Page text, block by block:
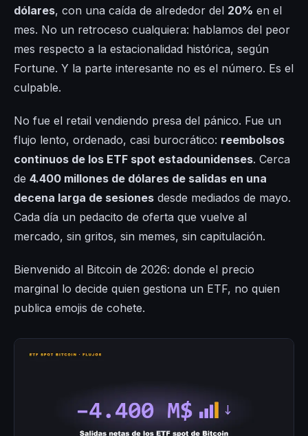
dólares, con una caída de alrededor del 20% en el
mes. No un retroceso cualquiera: hablamos del peor
mes respecto a la estacionalidad histórica, según
Fortune. Y la parte interesante no es el número. Es el
culpable.
No fue el retail vendiendo presa del pánico. Fue un
flujo lento, ordenado, casi burocrático: reembolsos
continuos de los ETF spot estadounidenses. Cerca
de 4.400 millones de dólares de salidas en una
decena larga de sesiones desde mediados de mayo.
Cada día un pedacito de oferta que vuelve al
mercado, sin gritos, sin memes, sin capitulación.
Bienvenido al Bitcoin de 2026: donde el precio
marginal lo decide quien gestiona un ETF, no quien
publica emojis de cohete.